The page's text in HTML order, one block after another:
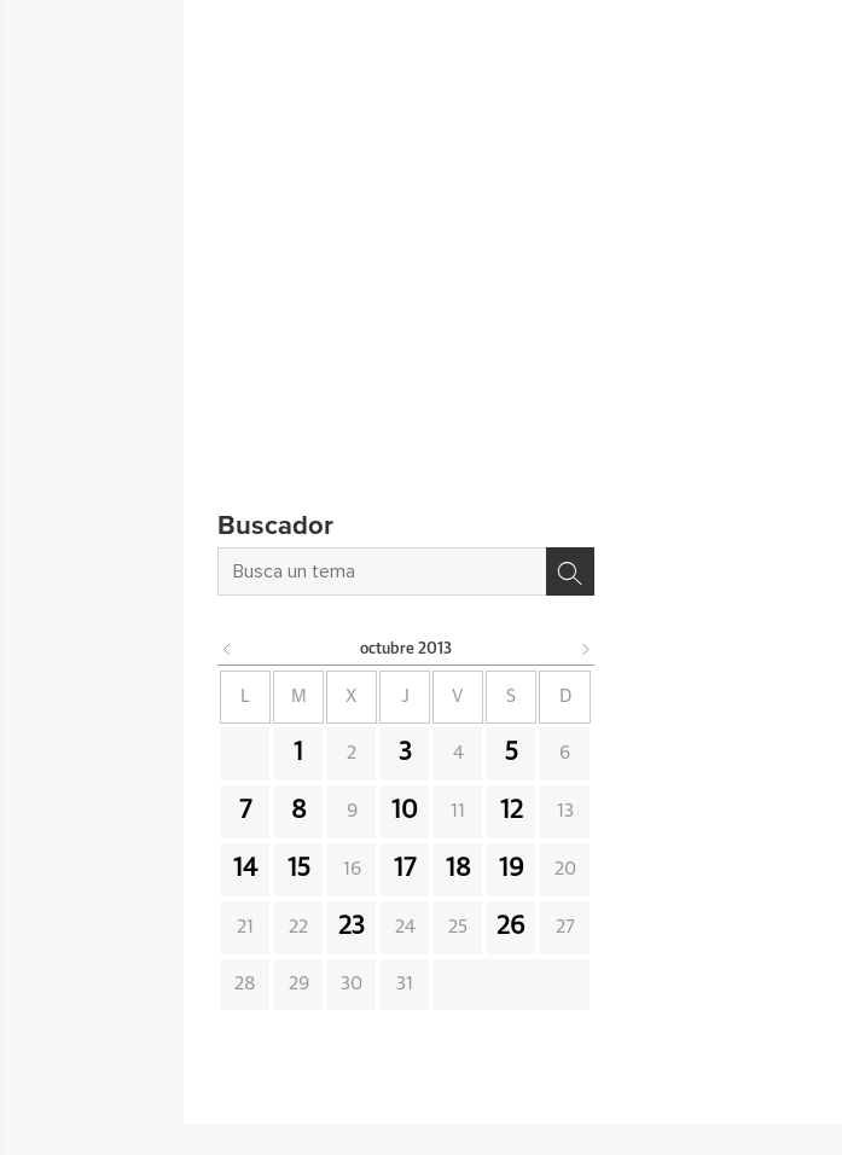
Buscador
octubre 2013
L M X J V S D
1 2 3 4 5 6
7 8 9 10 11 12 13
14 15 16 17 18 19 20
21 22 23 24 25 26 27
28 29 30 31